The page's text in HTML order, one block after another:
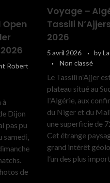
Open
Robert
à
Dijon
pas pu
samedi,
de
Voyage –
Tassili
2026
5 avril 2026 by
Non classé
Le Tassili n'Ajjer
plateau situé au
l'Algérie, aux
du Niger et du
une superficie de
Cet étrange
grand intérêt
l’un des plus